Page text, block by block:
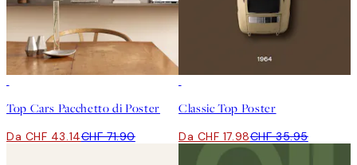
Top Cars Pacchetto di Poster
Da CHF 43.14CHF 71.90
Classic Top Poster
Da CHF 17.98CHF 35.95